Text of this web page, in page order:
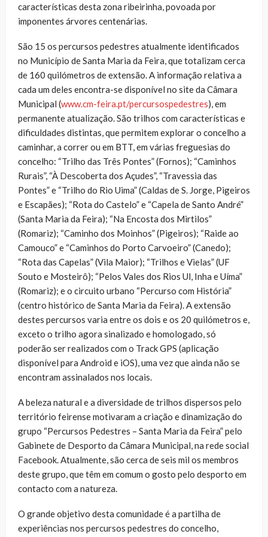
características desta zona ribeirinha, povoada por
imponentes árvores centenárias.
São 15 os percursos pedestres atualmente identificados
no Município de Santa Maria da Feira, que totalizam cerca
de 160 quilómetros de extensão. A informação relativa a
cada um deles encontra-se disponível no site da Câmara
Municipal (www.cm-feira.pt/percursospedestres), em
permanente atualização. São trilhos com características e
dificuldades distintas, que permitem explorar o concelho a
caminhar, a correr ou em BTT, em várias freguesias do
concelho: “Trilho das Três Pontes” (Fornos); “Caminhos
Rurais”, “À Descoberta dos Açudes”, “Travessia das
Pontes” e “Trilho do Rio Uima” (Caldas de S. Jorge, Pigeiros
e Escapães); “Rota do Castelo” e “Capela de Santo André”
(Santa Maria da Feira); “Na Encosta dos Mirtilos”
(Romariz); “Caminho dos Moinhos” (Pigeiros); “Raide ao
Camouco” e “Caminhos do Porto Carvoeiro” (Canedo);
“Rota das Capelas” (Vila Maior); “Trilhos e Vielas” (UF
Souto e Mosteirô); “Pelos Vales dos Rios Ul, Inha e Uíma”
(Romariz); e o circuito urbano “Percurso com História”
(centro histórico de Santa Maria da Feira). A extensão
destes percursos varia entre os dois e os 20 quilómetros e,
exceto o trilho agora sinalizado e homologado, só
poderão ser realizados com o Track GPS (aplicação
disponível para Android e iOS), uma vez que ainda não se
encontram assinalados nos locais.
A beleza natural e a diversidade de trilhos dispersos pelo
território feirense motivaram a criação e dinamização do
grupo “Percursos Pedestres – Santa Maria da Feira” pelo
Gabinete de Desporto da Câmara Municipal, na rede social
Facebook. Atualmente, são cerca de seis mil os membros
deste grupo, que têm em comum o gosto pelo desporto em
contacto com a natureza.
O grande objetivo desta comunidade é a partilha de
experiências nos percursos pedestres do concelho,